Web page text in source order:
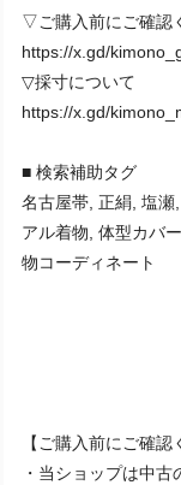
▽ご購入前にご確認
https://x.gd/
▽採寸について
https://x.gd/
■ 検索補助タグ
名古屋帯, 正絹, 塩瀬
アル着物, 体型カバ
物コーディネート
【ご購入前にご確認
・当ショップは中